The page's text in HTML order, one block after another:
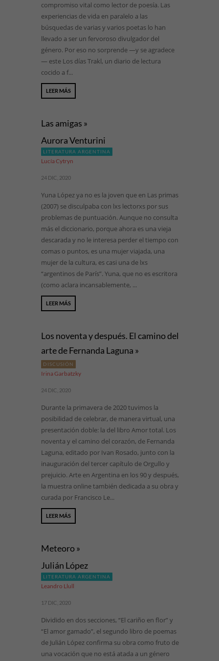
compromiso vital como lector de poesía. Las
experiencias de vida en paralelo a las
búsquedas de varias y varios poetas lo han
llevado a ser un fervoroso divulgador del
género. Por eso no sorprende —y se agradece
— este Los días Trakl, un diario de lectura
cocido a f...
LEER MÁS
Las amigas »
Aurora Venturini
LITERATURA ARGENTINA
Lucía Cytryn
24 DIC, 2020
Yuna López ya no es la joven que en Las primas
(2007) se disculpaba con lxs lectorxs por sus
problemas de puntuación. Aunque no consulta
más el diccionario, porque ahora es una vieja
descarada y no le interesa perder el tiempo con
comas o puntos, es una mujer viajada, una
mujer de la cultura, es casi una de lxs
“argentinos de París”. Yuna, que no es escritora
(como aclara incansablemente, ...
LEER MÁS
Los noventa y después. El camino del
arte de Fernanda Laguna »
DISCUSIÓN
Irina Garbatzky
24 DIC, 2020
Durante la primavera de 2020 tuvimos la
posibilidad de celebrar, de manera virtual, una
presentación doble: la del libro Amor total. Los
noventa y el camino del corazón, de Fernanda
Laguna, editado por Ivan Rosado, junto con la
inauguración del tercer capítulo de Orgullo y
prejuicio. Arte en Argentina en los 90 y después,
la muestra online también dedicada a su obra y
curada por Francisco Le...
LEER MÁS
Meteoro »
Julián López
LITERATURA ARGENTINA
Leandro Llull
17 DIC, 2020
Dividido en dos secciones, “El cariño en flor” y
“El amor gamado”, el segundo libro de poemas
de Julián López confirma su obra como fruto de
una vocación que no está atada a un género